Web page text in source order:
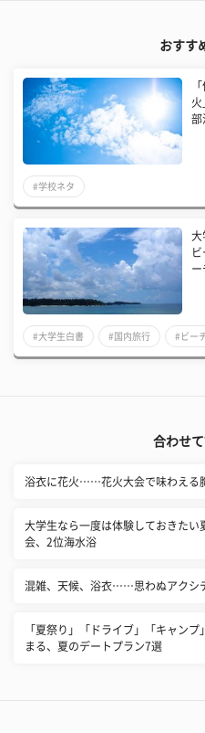
おすす
火
部
#学校ネタ
大
ー
#大学生白書 #国内旅行 #ビー
合わせ
浴衣に花火……花火大会で味わえる
大学生なら一度は体験しておきたい
会、2位海水浴
混雑、天候、浴衣……思わぬアクシ
「夏祭り」「ドライブ」「キャン
まる、夏のデートプラン7選